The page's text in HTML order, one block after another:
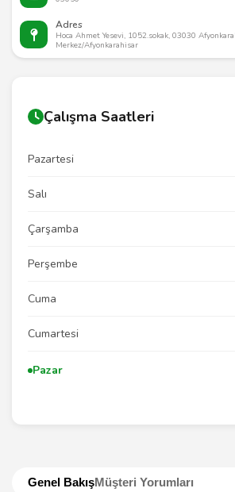
Adres
Hoca Ahmet Yesevi, 1052.sokak, 03030
Merkez/Afyonkarahisar
Genel BakışMüşteri Yorumları
Çalışma Saatleri
Pazartesi
Salı
Çarşamba
Perşembe
Cuma
Cumartesi
Pazar